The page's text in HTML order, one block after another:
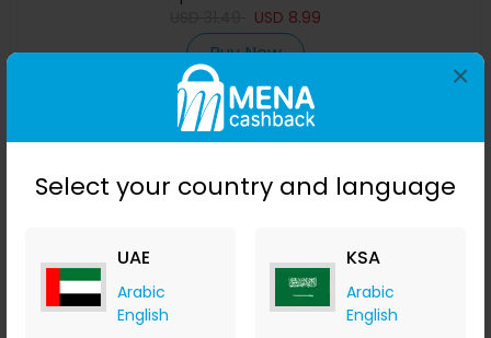
Select your country and language
UAE
Arabic
English
KSA
Arabic
English
×
USD 8.99
Buy Now